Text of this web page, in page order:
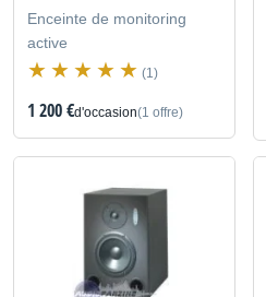
Enceinte de monitoring
active
(1)
1 200 €d'occasion(1 offre)